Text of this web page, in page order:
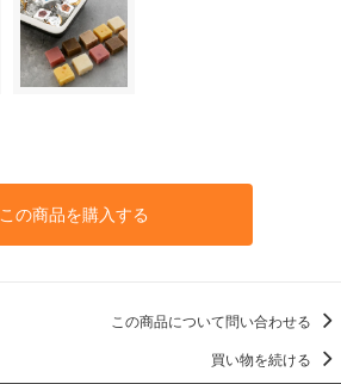
この商品を購入する
この商品について問い合わせる
買い物を続ける